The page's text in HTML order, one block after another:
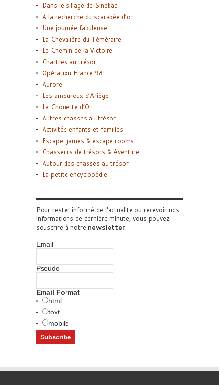
Dans le sillage de Sindbad
A la recherche du scarabée d’or
Une journée fabuleuse
La Chevalière du Téméraire
Le Chemin de la Victoire
Chartres au trésor
Opération France 98
Aurore
Les amoureux d’Ariège
La Chouette d’Or
Autres chasses au trésor
Activités enfants et familles
Escape games & escape rooms
Chasseurs de trésors & Aventure
Autour des chasses au trésor
La petite encyclopédie
Pour rester informé de l'actualité ou recevoir nos
informations de dernière minute, vous pouvez
souscrire à notre newsletter
Email
Pseudo
Email Format
html
text
mobile